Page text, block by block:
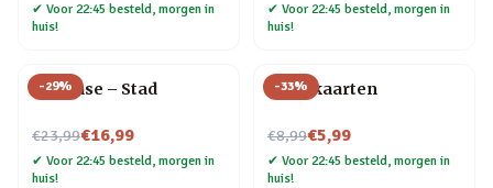
✔ Voor 22:45 besteld, morgen in
huis!
✔ Voor 22:45 besteld, morgen in
huis!
-29%
Flip Vase – Stad
€23,99
Nu voor€16,99
✔ Voor 22:45 besteld, morgen in
huis!
-33%
Tarotkaarten
€8,99
Nu voor€5,99
✔ Voor 22:45 besteld, morgen in
huis!